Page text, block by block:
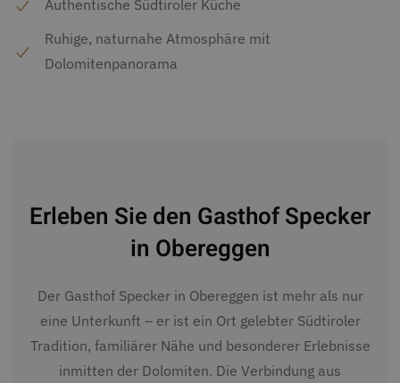
Authentische Südtiroler Küche
Ruhige, naturnahe Atmosphäre mit
Dolomitenpanorama
Erleben Sie den Gasthof Specker
in Obereggen
Der Gasthof Specker in Obereggen ist mehr als nur
eine Unterkunft – er ist ein Ort gelebter Südtiroler
Tradition, familiärer Nähe und besonderer Erlebnisse
inmitten der Dolomiten. Die Verbindung aus